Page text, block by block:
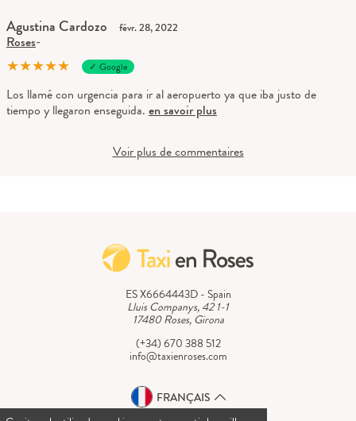
Agustina Cardozo févr. 28, 2022
Roses-
★★★★★ ✓ Google
Los llamé con urgencia para ir al aeropuerto ya que iba justo de
tiempo y llegaron enseguida. en savoir plus
Voir plus de commentaires
ES X6664443D - Spain
Lluis Companys, 42 1-1
17480 Roses, Girona
(+34) 670 388 512
info@taxienroses.com
FRANÇAIS